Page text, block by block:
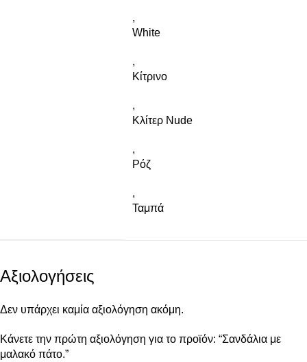
,
White
,
Κίτρινο
,
Κλίτερ Nude
,
Ρόζ
,
Ταμπά
Αξιολογήσεις
Δεν υπάρχει καμία αξιολόγηση ακόμη.
Κάνετε την πρώτη αξιολόγηση για το προϊόν: “Σανδάλια με
μαλακό πάτο.”